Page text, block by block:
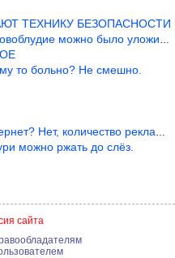
ТЕХНИКУ БЕЗОПАСНОСТИ
можно было уложить в 1 мин
то больно? Не смешно.
Нет, количество рекламы выводи
можно ржать до слёз.
сайта